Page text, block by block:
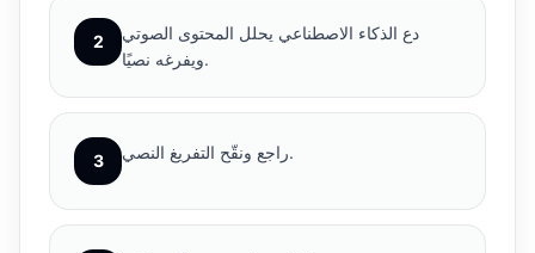
2
دع الذكاء الاصطناعي يحلل المحتوى الصوتي
ويفرغه نصيًا.
3 راجع ونقّح التفريغ النصي.